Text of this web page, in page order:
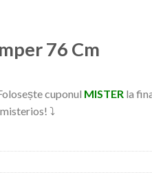
76 Cm
cuponul MISTER la
misterios! ⤵